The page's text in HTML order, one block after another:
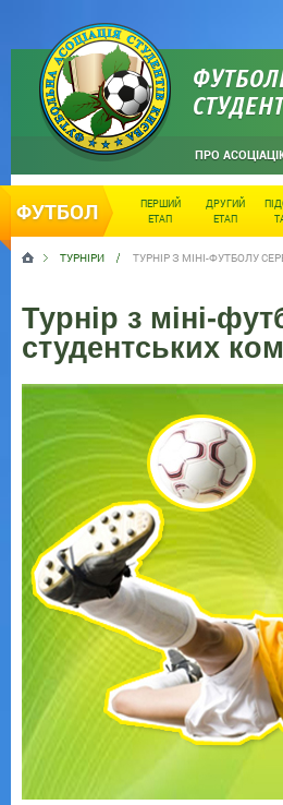
ПРО
ФУТБОЛ
ПЕРШИЙ
ЕТАП
ДРУГИЙ
ЕТАП
ТУРНІРИ ТУРНІР З МІНІ-ФУТБОЛУ
Турнір з міні-
студентських